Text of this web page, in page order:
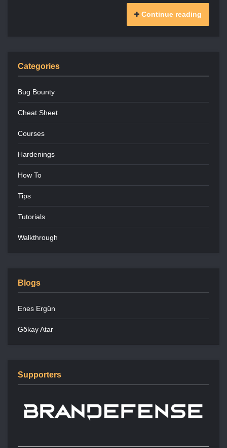
Continue reading
Categories
Bug Bounty
Cheat Sheet
Courses
Hardenings
How To
Tips
Tutorials
Walkthrough
Blogs
Enes Ergün
Gökay Atar
Supporters